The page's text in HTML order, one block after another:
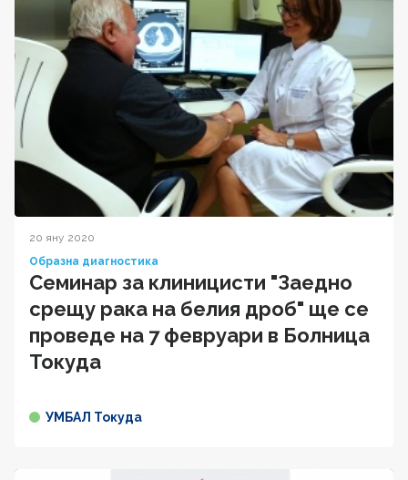
20 яну 2020
Образна диагностика
Семинар за клиницисти "Заедно
срещу рака на белия дроб" ще се
проведе на 7 февруари в Болница
Токуда
УМБАЛ Токуда